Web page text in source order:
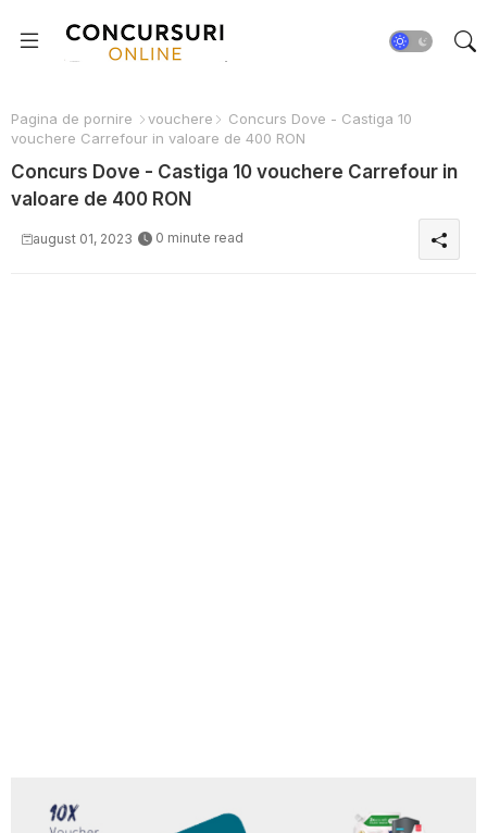
Pagina de pornire vouchere
Concurs Dove - Castiga 10
vouchere Carrefour in valoare de 400 RON
Concurs Dove - Castiga 10 vouchere Carrefour in
valoare de 400 RON
august 01, 2023 0 minute read